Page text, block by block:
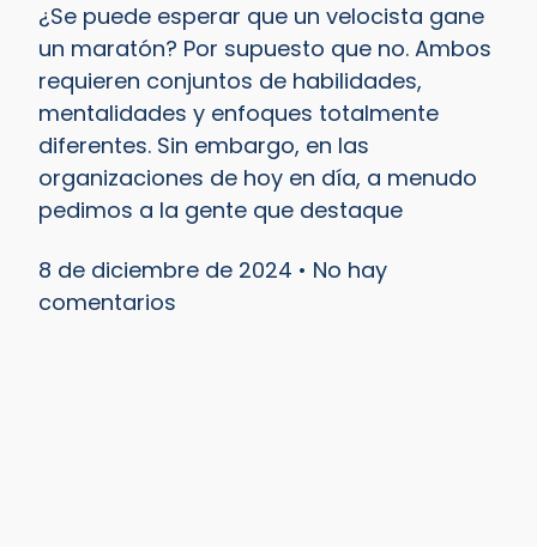
¿Se puede esperar que un velocista gane
un maratón? Por supuesto que no. Ambos
requieren conjuntos de habilidades,
mentalidades y enfoques totalmente
diferentes. Sin embargo, en las
organizaciones de hoy en día, a menudo
pedimos a la gente que destaque
8 de diciembre de 2024
No hay
comentarios